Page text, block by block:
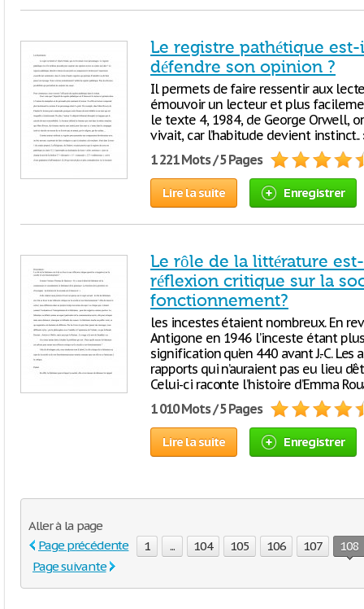
Le registre pathétique
défendre son opinion ?
Il permets de faire ressentir aux
émouvoir un lecteur et plus
le texte 4, 1984, de George Orwell,
vivait, car l’habitude devient
1 221 Mots / 5 Pages
Lire la suite Enregistrer
Le rôle de la littérature
réflexion critique sur la
fonctionnement?
les incestes étaient nombreux. En
Antigone en 1946 l’inceste étant
signification qu’en 440 avant J.-C.
rapports qui n’auraient pas eu lieu
Celui-ci raconte l’histoire d’Emma
1 010 Mots / 5 Pages
Lire la suite Enregistrer
Aller à la page
Page précédente
1 ... 104 105 106 107
108
Page suivante